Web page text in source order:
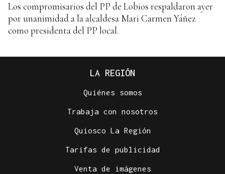
Los compromisarios del PP de Lobios respaldaron ayer
por unanimidad a la alcaldesa Mari Carmen Yáñez
como presidenta del PP local.
LA REGIÓN
Quiénes somos
Trabaja con nosotros
Quiosco La Región
Tarifas de publicidad
Venta de imágenes